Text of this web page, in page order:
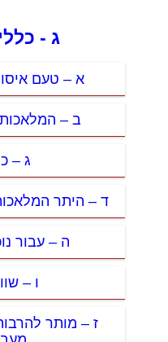
ג -
א – טעם
ב –
ג –
ד – היתר
ה – עבור
ו –
ז – מותר